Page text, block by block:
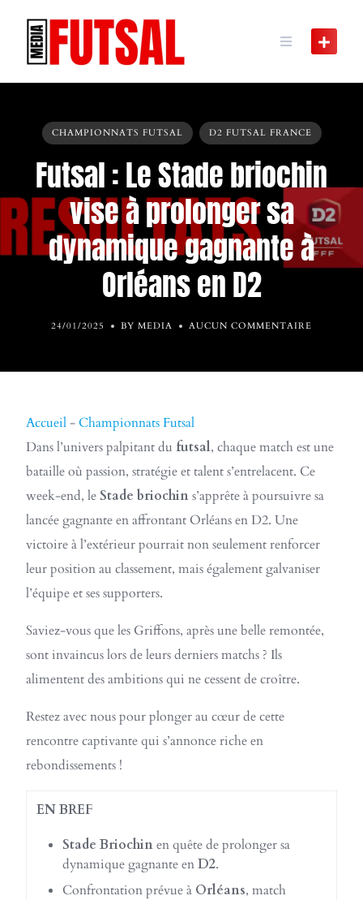
content
CHAMPIONNATS FUTSAL D2 FUTSAL FRANCE
Futsal : Le Stade briochin
vise à prolonger sa
dynamique gagnante à
Orléans en D2
24/01/2025 BY MEDIA AUCUN COMMENTAIRE
Accueil-Championnats Futsal
Dans l’univers palpitant du futsal, chaque match est une
bataille où passion, stratégie et talent s’entrelacent. Ce
week-end, le Stade briochins’apprête à poursuivre sa
lancée gagnante en affrontant Orléans en D2. Une
victoire à l’extérieur pourrait non seulement renforcer
leur position au classement, mais également galvaniser
l’équipe et ses supporters.
Saviez-vous que les Griffons, après une belle remontée,
sont invaincus lors de leurs derniers matchs ? Ils
alimentent des ambitions qui ne cessent de croître.
Restez avec nous pour plonger au cœur de cette
rencontre captivante qui s’annonce riche en
rebondissements !
EN BREF
Stade Briochinen quête de prolonger sa
dynamique gagnante enD2.
Confrontation prévue à Orléans, match